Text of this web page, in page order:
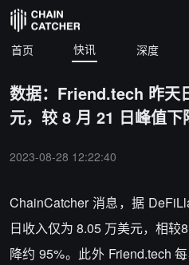
首页 快讯 深度
数据：Friend.tech 昨天
元，较 8 月 21 日峰值下
2023-08-28 12:22:40
ChainCatcher 消息，据
日收入仅为 8.05 万美元，相较
降约 95%。此外 Friend.tech